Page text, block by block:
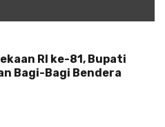
RI ke-81, Bupati
Bagi-Bagi Bendera